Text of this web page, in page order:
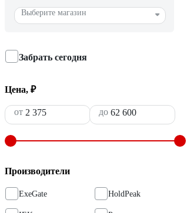
Выберите магазин
Забрать сегодня
Цена, ₽
от до
Производители
ExeGate HoldPeak